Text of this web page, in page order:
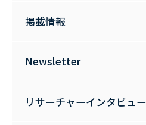
掲載情報
Newsletter
リサーチャーインタビュー